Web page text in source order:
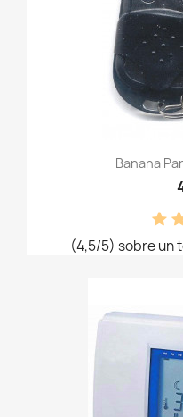
Banana
(4,5/5) sobre un